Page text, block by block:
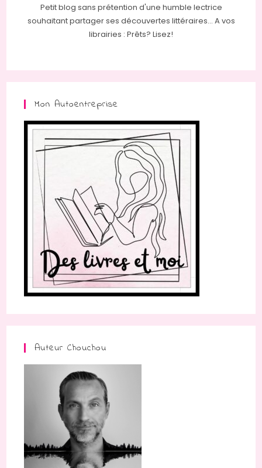
Petit blog sans prétention d'une humble lectrice
souhaitant partager ses découvertes littéraires... A vos
librairies : Prêts? Lisez!
Mon Autoentreprise
Auteur Chouchou